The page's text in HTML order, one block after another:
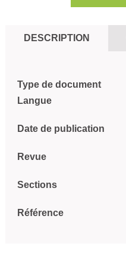
DESCRIPTION
Type de document
Langue
Date de publication
Revue
Sections
Référence